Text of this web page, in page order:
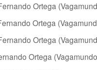
Ortega
Ortega
Ortega
Ortega